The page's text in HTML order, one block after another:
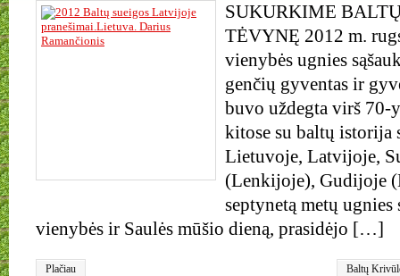
SUKURKIME
TĖVYNĘ 2012 m.
vienybės ugnies
genčių gyventas ir
buvo uždegta virš
kitose su baltų istorija
Lietuvoje, Latvijoje,
(Lenkijoje), Gudijoje
septynetą metų
vienybės ir Saulės mūšio dieną, prasidėjo […]
Plačiau
Baltų